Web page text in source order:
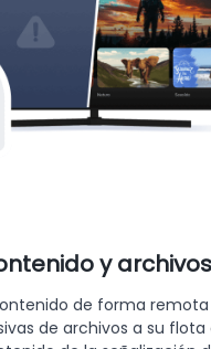
y archivos
de forma
de archivos a su flota